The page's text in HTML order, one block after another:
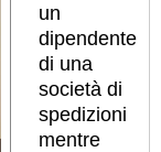
un
dipendente
di una
società di
spedizioni
mentre